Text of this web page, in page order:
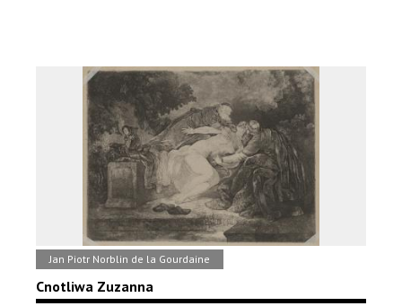
Jan Piotr Norblin de la Gourdaine
Cnotliwa Zuzanna